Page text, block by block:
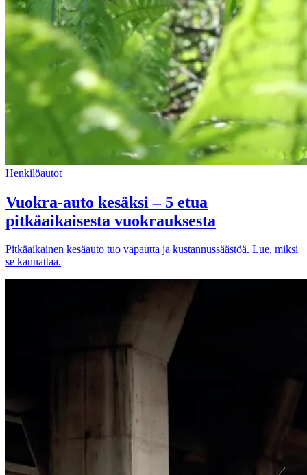
Henkilöautot
Vuokra-auto kesäksi – 5 etua
pitkäaikaisesta vuokrauksesta
Pitkäaikainen kesäauto tuo vapautta ja kustannussäästöä. Lue, miksi
se kannattaa.